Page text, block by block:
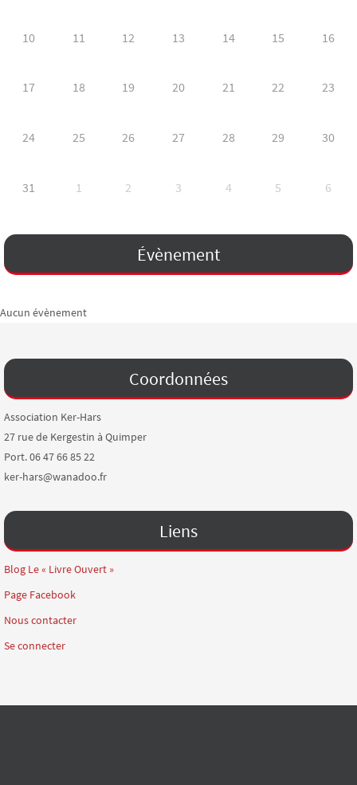
10 11 12 13 14 15 16
17 18 19 20 21 22 23
24 25 26 27 28 29 30
31 1 2 3 4 5 6
Évènement
Aucun évènement
Coordonnées
Association Ker-Hars
27 rue de Kergestin à Quimper
Port. 06 47 66 85 22
ker-hars@wanadoo.fr
Liens
Blog Le « Livre Ouvert »
Page Facebook
Nous contacter
Se connecter